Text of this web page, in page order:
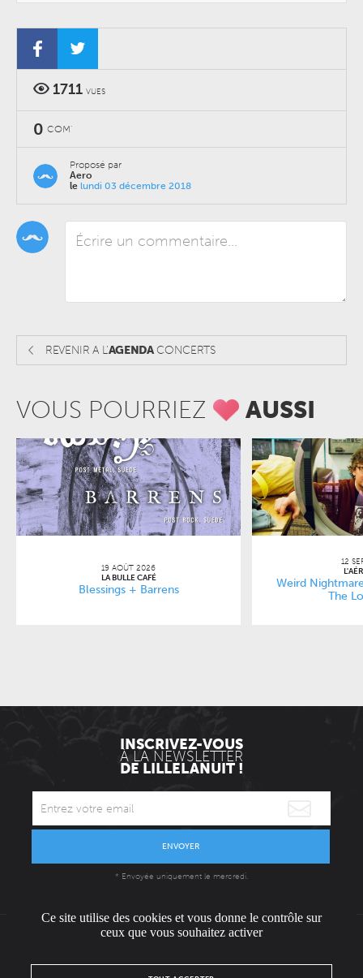
1711 VUES
0 COM'
Proposé par
Aero
le lundi 03 décembre 2018
REVENIR A L'AGENDACONCERTS
VOUS POURRIEZ AUSSI
19 AOÛT 2026
LA BULLE CAFÉ
Blessings + Barrens
12
Weird
The
INSCRIVEZ-VOUS
À LA NEWSLETTER
DE LILLELANUIT !
ENVOYER
* Envoyée uniquement le mercredi.
L'ÉQUIPE
Ce site utilise des cookies et vous donne le contrôle sur
ceux que vous souhaitez activer